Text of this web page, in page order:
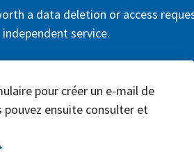
a data deletion or access
service.
pour créer un e-mail de
pouvez ensuite consulter et